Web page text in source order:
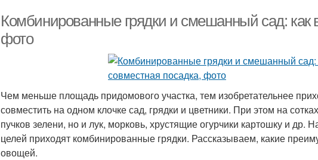
Комбинированные грядки и смешанный сад: как
фото
Чем меньше площадь придомового участка, тем изобретательнее
совместить на одном клочке сад, грядки и цветники. При этом на
пучков зелени, но и лук, морковь, хрустящие огурчики картошку и
целей приходят комбинированные грядки. Рассказываем, какие
овощей.